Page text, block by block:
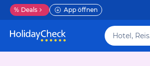
% Deals App öffnen